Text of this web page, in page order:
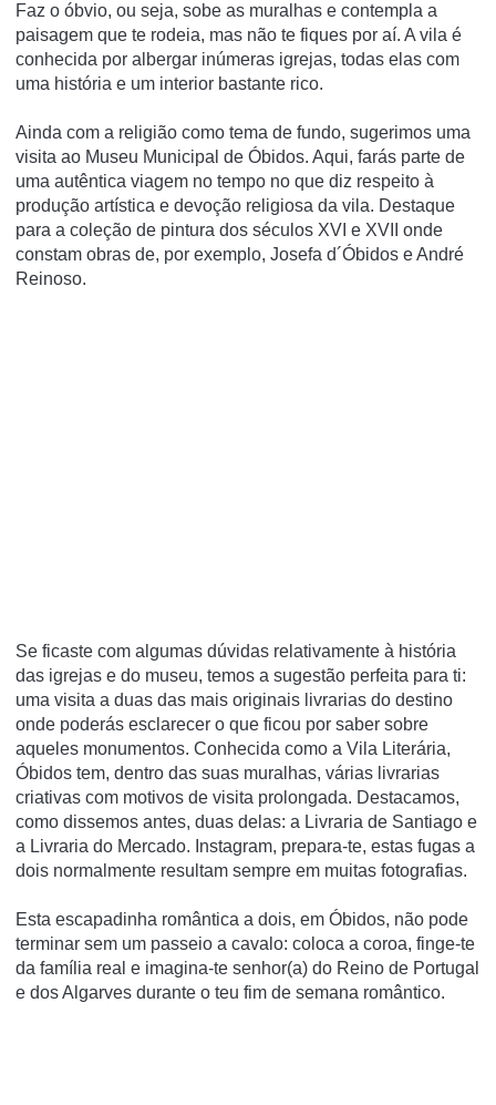
Faz o óbvio, ou seja, sobe as muralhas e contempla a
paisagem que te rodeia, mas não te fiques por aí. A vila é
conhecida por albergar inúmeras igrejas, todas elas com
uma história e um interior bastante rico.
Ainda com a religião como tema de fundo, sugerimos uma
visita ao Museu Municipal de Óbidos. Aqui, farás parte de
uma autêntica viagem no tempo no que diz respeito à
produção artística e devoção religiosa da vila. Destaque
para a coleção de pintura dos séculos XVI e XVII onde
constam obras de, por exemplo, Josefa d´Óbidos e André
Reinoso.
Se ficaste com algumas dúvidas relativamente à história
das igrejas e do museu, temos a sugestão perfeita para ti:
uma visita a duas das mais originais livrarias do destino
onde poderás esclarecer o que ficou por saber sobre
aqueles monumentos. Conhecida como a Vila Literária,
Óbidos tem, dentro das suas muralhas, várias livrarias
criativas com motivos de visita prolongada. Destacamos,
como dissemos antes, duas delas: a Livraria de Santiago e
a Livraria do Mercado. Instagram, prepara-te, estas fugas a
dois normalmente resultam sempre em muitas fotografias.
Esta escapadinha romântica a dois, em Óbidos, não pode
terminar sem um passeio a cavalo: coloca a coroa, finge-te
da família real e imagina-te senhor(a) do Reino de Portugal
e dos Algarves durante o teu fim de semana romântico.